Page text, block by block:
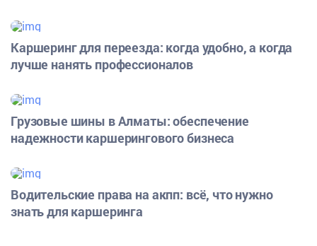
Каршеринг для переезда: когда удобно, а когда
лучше нанять профессионалов
Грузовые шины в Алматы: обеспечение
надежности каршерингового бизнеса
Водительские права на акпп: всё, что нужно
знать для каршеринга